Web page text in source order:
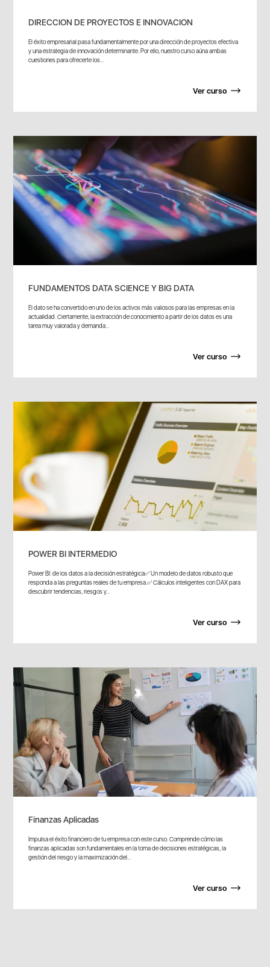
DIRECCION DE PROYECTOS E INNOVACION
El éxito empresarial pasa fundamentalmente por una dirección de proyectos efectiva
y una estrategia de innovación determinante. Por ello, nuestro curso aúna ambas
cuestiones para ofrecerte los...
Ver curso
FUNDAMENTOS DATA SCIENCE Y BIG DATA
El dato se ha convertido en uno de los activos más valiosos para las empresas en la
actualidad. Ciertamente, la extracción de conocimiento a partir de los datos es una
tarea muy valorada y demanda...
Ver curso
POWER BI INTERMEDIO
Power BI: de los datos a la decisión estratégica✅ Un modelo de datos robusto que
responda a las preguntas reales de tu empresa.✅ Cálculos inteligentes con DAX para
descubrir tendencias, riesgos y...
Ver curso
Finanzas Aplicadas
Impulsa el éxito financiero de tu empresa con este curso. Comprende cómo las
finanzas aplicadas son fundamentales en la toma de decisiones estratégicas, la
gestión del riesgo y la maximización del...
Ver curso